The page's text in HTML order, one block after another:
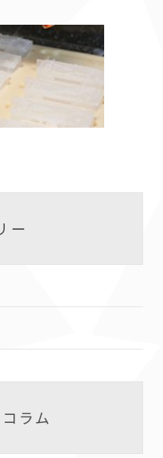
ー
ラム